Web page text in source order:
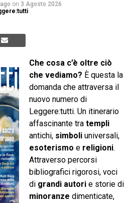
on 3 Agosto 2026
Che cosa c’è oltre ciò
che vediamo? È questa la
domanda che attraversa il
nuovo numero di
Leggere:tutti. Un itinerario
affascinante tra templi
antichi, simboliuniversali,
esoterismo e religioni.
Attraverso percorsi
bibliografici rigorosi, voci
di grandi autorie storie di
minoranze dimenticate,